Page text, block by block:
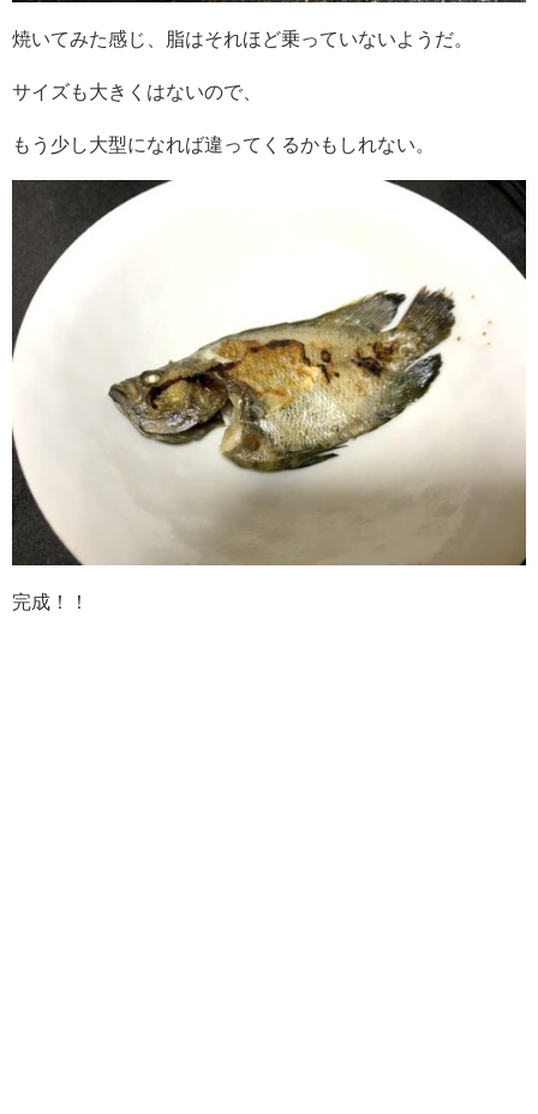
焼いてみた感じ、脂はそれほど乗っていないようだ。
サイズも大きくはないので、
もう少し大型になれば違ってくるかもしれない。
完成！！